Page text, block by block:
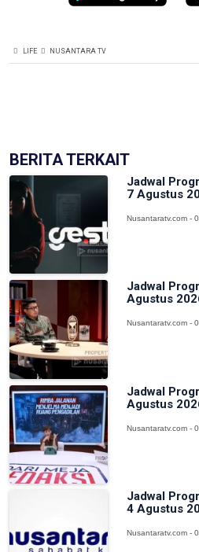
LIFE NUSANTARA TV
BERITA TERKAIT
Jadwal
7 Agustus
Nusantaratv.com -
Jadwal
Agustus
Nusantaratv.com -
Jadwal
Agustus
Nusantaratv.com -
Jadwal
4 Agustus
Nusantaratv.com -